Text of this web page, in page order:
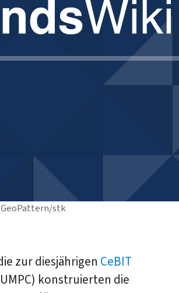
stk
zur diesjährigen CeBIT
konstruierten die